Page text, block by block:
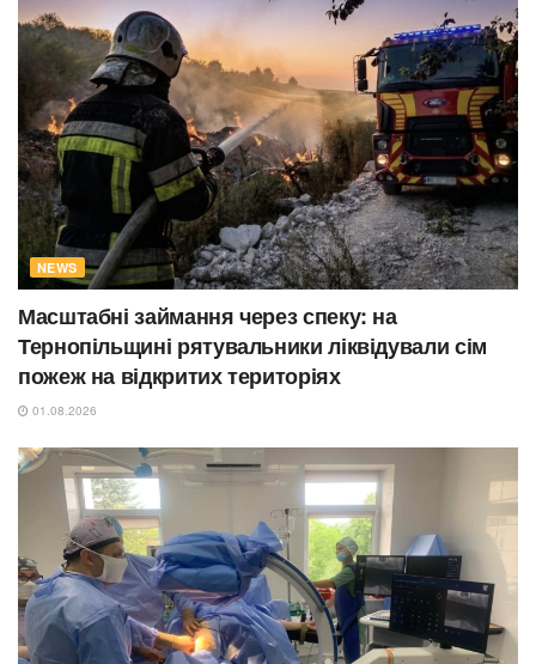
NEWS
Масштабні займання через спеку: на
Тернопільщині рятувальники ліквідували сім
пожеж на відкритих територіях
01.08.2026